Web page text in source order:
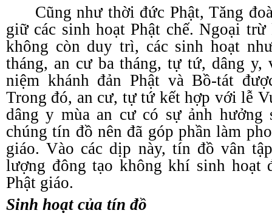
Cũng như thời đức Phật, Tăng
giữ các sinh hoạt Phật chế. Ngoại
không còn duy trì, các sinh hoạt
tháng, an cư ba tháng, tự tứ, dâng y,
niệm khánh đản Phật và Bồ-tát
Trong đó, an cư, tự tứ kết hợp với lễ
dâng y mùa an cư có sự ảnh hưởng
chúng tín đồ nên đã góp phần làm
giáo. Vào các dịp này, tín đồ vân
lượng đông tạo không khí sinh hoạt
Phật giáo.
Sinh hoạt của tín đồ